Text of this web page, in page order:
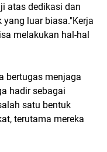
atas dedikasi dan
luar biasa."Kerja
melakukan hal-hal
bertugas menjaga
hadir sebagai
satu bentuk
terutama mereka